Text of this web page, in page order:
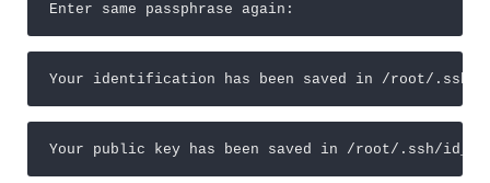
Enter same passphrase again:
Your identification has been saved in /root/.ssh/
Your public key has been saved in /root/.ssh/